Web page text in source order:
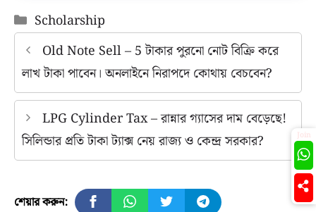
Categories
Scholarship
Old Note Sell – 5 টাকার পুরনো নোট বিক্রি করে
লাখ টাকা পাবেন। অনলাইনে নিরাপদে কোথায় বেচবেন?
LPG Cylinder Tax – রান্নার গ্যাসের দাম বেড়েছে!
সিলিন্ডার প্রতি টাকা ট্যাক্স নেয় রাজ্য ও কেন্দ্র সরকার?
শেয়ার করুন:
Join